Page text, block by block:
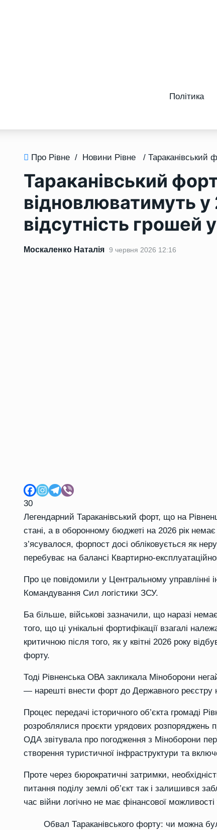
Політика
Про Рівне / Новини Рівне
Тараканівський
відновлюватимуть
відсутність
Москаленко Наталія 9 червня 2026 12:16
30
Легендарний Тараканівський форт, що на
стані, а в оборонному бюджеті на 2026 рік
з’ясувалося, форпост досі обліковується як
перебуває на балансі Квартирно-
Про це повідомили у Центральному управлінні
Командування Сил логістики ЗСУ.
Ба більше, військові зазначили, що наразі
того, що ці унікальні фортифікації взагалі
критичною після того, як у квітні 2026 року
форту.
Тоді Рівненська ОВА закликала Міноборони
— нарешті внести форт до Державного реєстру
Процес передачі історичного об’єкта громаді
розроблялися проєкти урядових розпоряджень
ОДА звітувала про погодження з Міноборони
створення туристичної інфраструктури та
Проте через бюрократичні затримки,
питання поділу землі об’єкт так і залишився
час війни логічно не має фінансової
Обвал Тараканівського форту: чи можна